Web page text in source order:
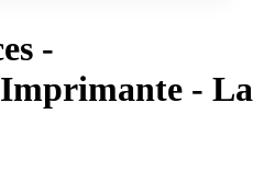
-
- La